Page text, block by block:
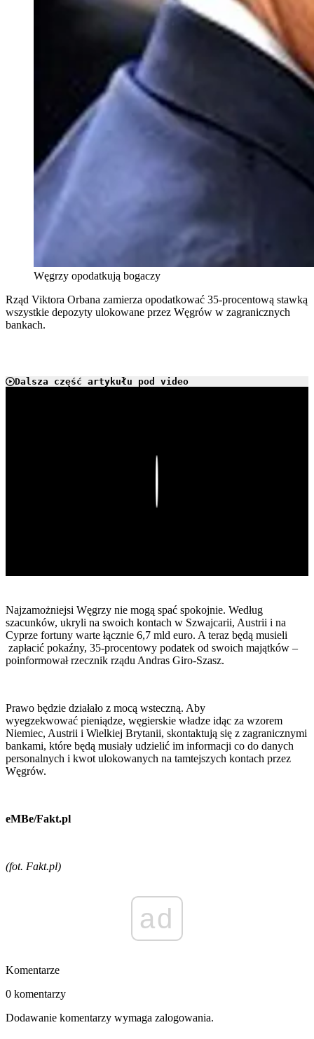
Węgrzy opodatkują bogaczy
Rząd Viktora Orbana zamierza opodatkować 35-procentową stawką
wszystkie depozyty ulokowane przez Węgrów w zagranicznych
bankach.
Dalsza część artykułu pod video
Najzamożniejsi Węgrzy nie mogą spać spokojnie. Według
szacunków, ukryli na swoich kontach w Szwajcarii, Austrii i na
Cyprze fortuny warte łącznie 6,7 mld euro. A teraz będą musieli
zapłacić pokaźny, 35-procentowy podatek od swoich majątków –
poinformował rzecznik rządu Andras Giro-Szasz.
Prawo będzie działało z mocą wsteczną. Aby
wyegzekwować pieniądze, węgierskie władze idąc za wzorem
Niemiec, Austrii i Wielkiej Brytanii, skontaktują się z zagranicznymi
bankami, które będą musiały udzielić im informacji co do danych
personalnych i kwot ulokowanych na tamtejszych kontach przez
Węgrów.
eMBe/Fakt.pl
(fot. Fakt.pl)
ad
Komentarze
0 komentarzy
Dodawanie komentarzy wymaga zalogowania.